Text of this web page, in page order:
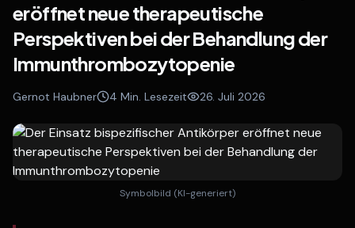
eröffnet neue therapeutische
Perspektiven bei der Behandlung der
Immunthrombozytopenie
Gernot Haubner 4 Min. Lesezeit 26. Juli 2026
Symbolbild (KI-generiert)